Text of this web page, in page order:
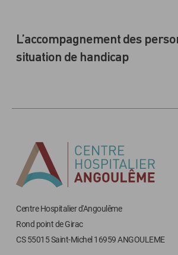
L’accompagnement des
situation de handicap
Centre Hospitalier d'Angoulême
Rond point de Girac
CS 55015 Saint-Michel 16959 ANGOULEME